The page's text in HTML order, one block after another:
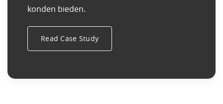
konden bieden.
Read Case Study